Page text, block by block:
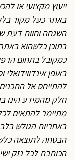
ייעוץ מקצועי או
באתר כעל מקור
השגחה וחוות דעת
בתוכן כלשהוא באתר
כמקובל בתחום
באופן
להתייחס אל
חלק מהמידע הינו
מתיימר להתאים
באחריות הגולש
הבטחה לתוצאה
הכותבת לכל נזק